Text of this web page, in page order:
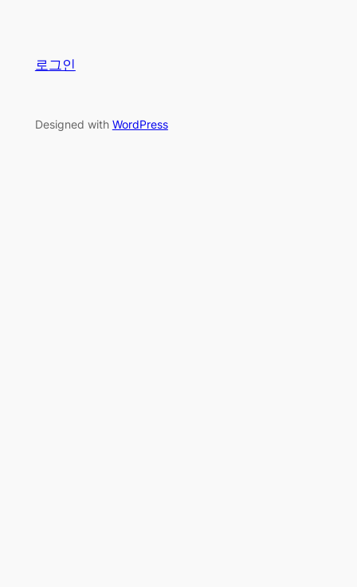
로그인
Designed with WordPress